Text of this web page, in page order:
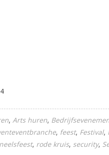
Arts huren
feest Festival
rode kruis security